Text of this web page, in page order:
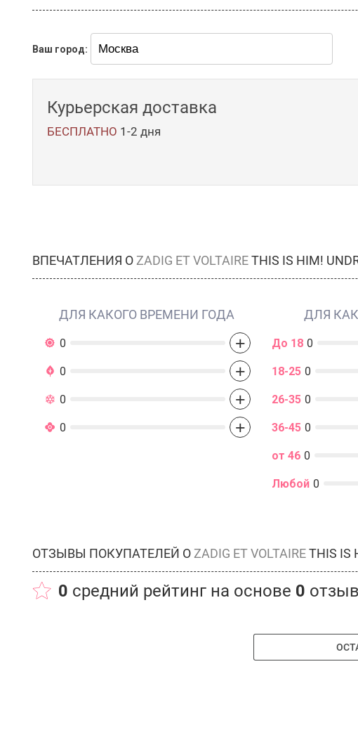
Ваш город:
Курьерская доставка
БЕСПЛАТНО 1-2 дня
ВПЕЧАТЛЕНИЯ ОZADIG ET VOLTAIRETHIS IS HIM!
ДЛЯ КАКОГО ВРЕМЕНИ ГОДА
0 +
0 +
0 +
0 +
ДЛЯ
До 18 0
18-25 0
26-35 0
36-45 0
от 46 0
Любой 0
ОТЗЫВЫ ПОКУПАТЕЛЕЙ О ZADIG ET VOLTAIRETHIS IS
0 средний рейтинг на основе 0